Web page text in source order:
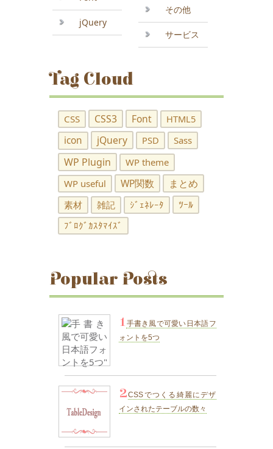
jQuery
その他
サービス
Tag Cloud
CSS CSS3 Font HTML5
icon jQuery PSD Sass
WP Plugin
WP theme
WP useful
WP関数 まとめ
素材 雑記 ｼﾞｪﾈﾚｰﾀ ﾂｰﾙ
ﾌﾞﾛｸﾞｶｽﾀﾏｲｽﾞ
Popular Posts
1 手書き風で可愛い日本語フ
ォントを5つ
2CSSでつくる綺麗にデザ
インされたテーブルの数々